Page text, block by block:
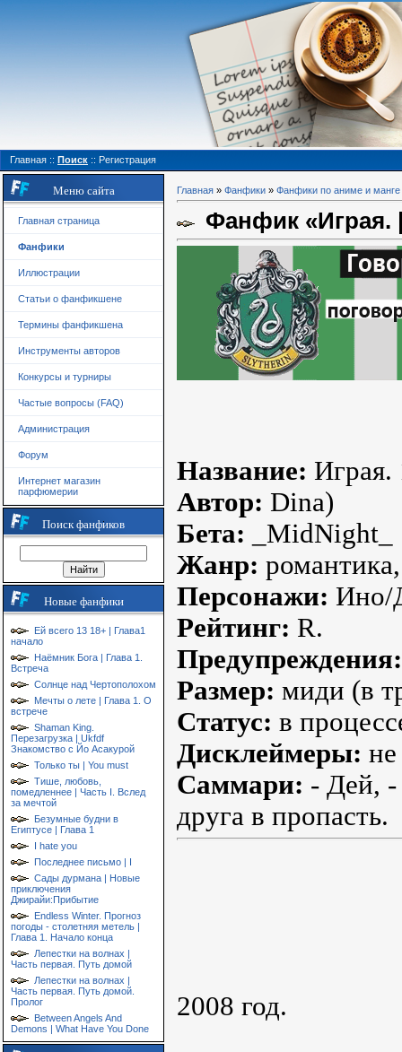
Главная :: Поиск :: Регистрация
Меню сайта
Главная страница
Фанфики
Иллюстрации
Статьи о фанфикшене
Термины фанфикшена
Инструменты авторов
Конкурсы и турниры
Частые вопросы (FAQ)
Администрация
Форум
Интернет магазин
парфюмерии
Поиск фанфиков
Новые фанфики
Ей всего 13 18+ | Глава1
начало
Наёмник Бога | Глава 1.
Встреча
Солнце над Чертополохом
Мечты о лете | Глава 1. О
встрече
Shaman King.
Перезагрузка | Ukfdf
Знакомство с Йо Асакурой
Только ты | You must
Тише, любовь,
помедленнее | Часть I. Вслед
за мечтой
Безумные будни в
Египтусе | Глава 1
I hate you
Последнее письмо | I
Сады дурмана | Новые
приключения
Джирайи:Прибытие
Endless Winter. Прогноз
погоды - столетняя метель |
Глава 1. Начало конца
Лепестки на волнах |
Часть первая. Путь домой
Лепестки на волнах |
Часть первая. Путь домой.
Пролог
Between Angels And
Demons | What Have You Done
Главная » Фанфики » Фанфики по аниме и манге
Фанфик «Играя.
Название: Играя.
Автор: Dina)
Бета: _MidNight_
Жанр:
Персонажи: Ино/
Рейтинг: R.
Предупреждения:
Размер: миди (в
Статус: в
Дисклеймеры:
Саммари: - Дей, -
друга в пропасть.
2008 год.